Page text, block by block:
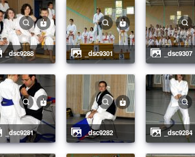
_dsc9288 _dsc9301 _dsc9307
_dsc9281 _dsc9282 _dsc9284